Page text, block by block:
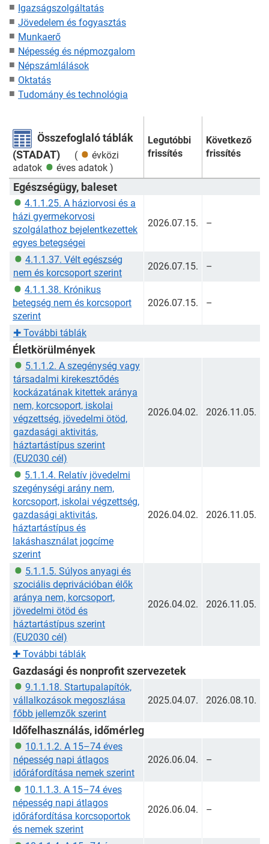
Igazságszolgáltatás
Jövedelem és fogyasztás
Munkaerő
Népesség és népmozgalom
Népszámlálások
Oktatás
Tudomány és technológia
Összefoglaló táblák
(STADAT)
(
évközi
adatok
éves adatok )
Legutóbbi
frissítés
Következő
frissítés
Egészségügy, baleset
4.1.1.25. A háziorvosi és a
házi gyermekorvosi
szolgálathoz bejelentkezettek
egyes betegségei
2026.07.15. –
4.1.1.37. Vélt egészség
nem és korcsoport szerint
2026.07.15. –
4.1.1.38. Krónikus
betegség nem és korcsoport
szerint
2026.07.15. –
✚ További táblák
Életkörülmények
5.1.1.2. A szegénység vagy
társadalmi kirekesztődés
kockázatának kitettek aránya
nem, korcsoport, iskolai
végzettség, jövedelmi ötöd,
gazdasági aktivitás,
háztartástípus szerint
(EU2030 cél)
2026.04.02. 2026.11.05.
5.1.1.4. Relatív jövedelmi
szegénységi arány nem,
korcsoport, iskolai végzettség,
gazdasági aktivitás,
háztartástípus és
lakáshasználat jogcíme
szerint
2026.04.02. 2026.11.05.
5.1.1.5. Súlyos anyagi és
szociális deprivációban élők
aránya nem, korcsoport,
jövedelmi ötöd és
háztartástípus szerint
(EU2030 cél)
2026.04.02. 2026.11.05.
✚ További táblák
Gazdasági és nonprofit szervezetek
9.1.1.18. Startupalapítók,
vállalkozások megoszlása
főbb jellemzők szerint
2025.04.07. 2026.08.10.
Időfelhasználás, időmérleg
10.1.1.2. A 15–74 éves
népesség napi átlagos
időráfordítása nemek szerint
2026.06.04. –
10.1.1.3. A 15–74 éves
népesség napi átlagos
időráfordítása korcsoportok
és nemek szerint
2026.06.04. –